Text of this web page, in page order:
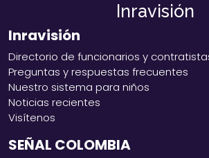
Inravisión
Inravisión
Directorio de funcionarios y
Preguntas y respuestas frecuentes
Nuestro sistema para niños
Noticias recientes
Visítenos
SEÑAL COLOMBIA